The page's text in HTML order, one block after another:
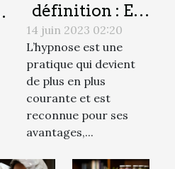
définition : En
quoi consiste
le métier
d’hypnotiseur
?
14 juin 2023 02:20
L’hypnose est une
pratique qui devient
de plus en plus
courante et est
reconnue pour ses
avantages,...